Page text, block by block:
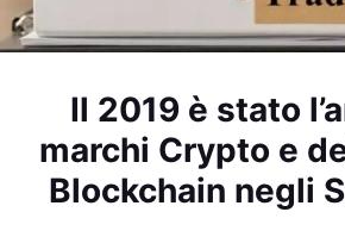
Il 2019 è stato
marchi Crypto e
Blockchain negli